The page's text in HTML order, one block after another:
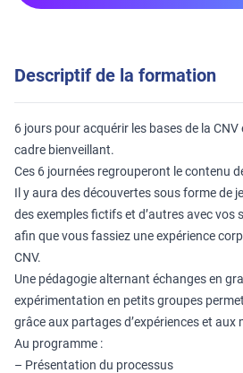
Descriptif de la formation
6 jours pour acquérir les bases de la
cadre bienveillant.
Ces 6 journées regrouperont le contenu
Il y aura des découvertes sous forme de
des exemples fictifs et d’autres avec vos
afin que vous fassiez une expérience
CNV.
Une pédagogie alternant échanges en
expérimentation en petits groupes
grâce aux partages d’expériences et aux
Au programme :
– Présentation du processus